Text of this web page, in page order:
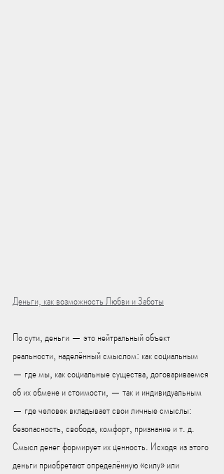
Деньги, как возможность Любви и Заботы
По сути, деньги — это нейтральный объект
реальности, наделённый смыслом: как социальным
— где мы, как социальные существа, договариваемся
об их обмене и стоимости, — так и индивидуальным
— где человек вкладывает свои личные смыслы:
безопасность, свобода, комфорт, признание и т. д.
Смысл денег формирует их ценность. Исходя из этого
деньги приобретают определённую «силу» или